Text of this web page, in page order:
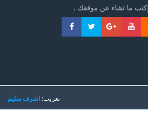
إكتب ما تشاء عن موقغك .
تعريب:اشرف سليم